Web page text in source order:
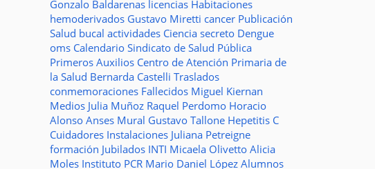
Gonzalo Baldarenas licencias Habitaciones
hemoderivados Gustavo Miretti cancer Publicación
Salud bucal actividades Ciencia secreto Dengue
oms Calendario Sindicato de Salud Pública
Primeros Auxilios Centro de Atención Primaria de
la Salud Bernarda Castelli Traslados
conmemoraciones Fallecidos Miguel Kiernan
Medios Julia Muñoz Raquel Perdomo Horacio
Alonso Anses Mural Gustavo Tallone Hepetitis C
Cuidadores Instalaciones Juliana Petreigne
formación Jubilados INTI Micaela Olivetto Alicia
Moles Instituto PCR Mario Daniel López Alumnos